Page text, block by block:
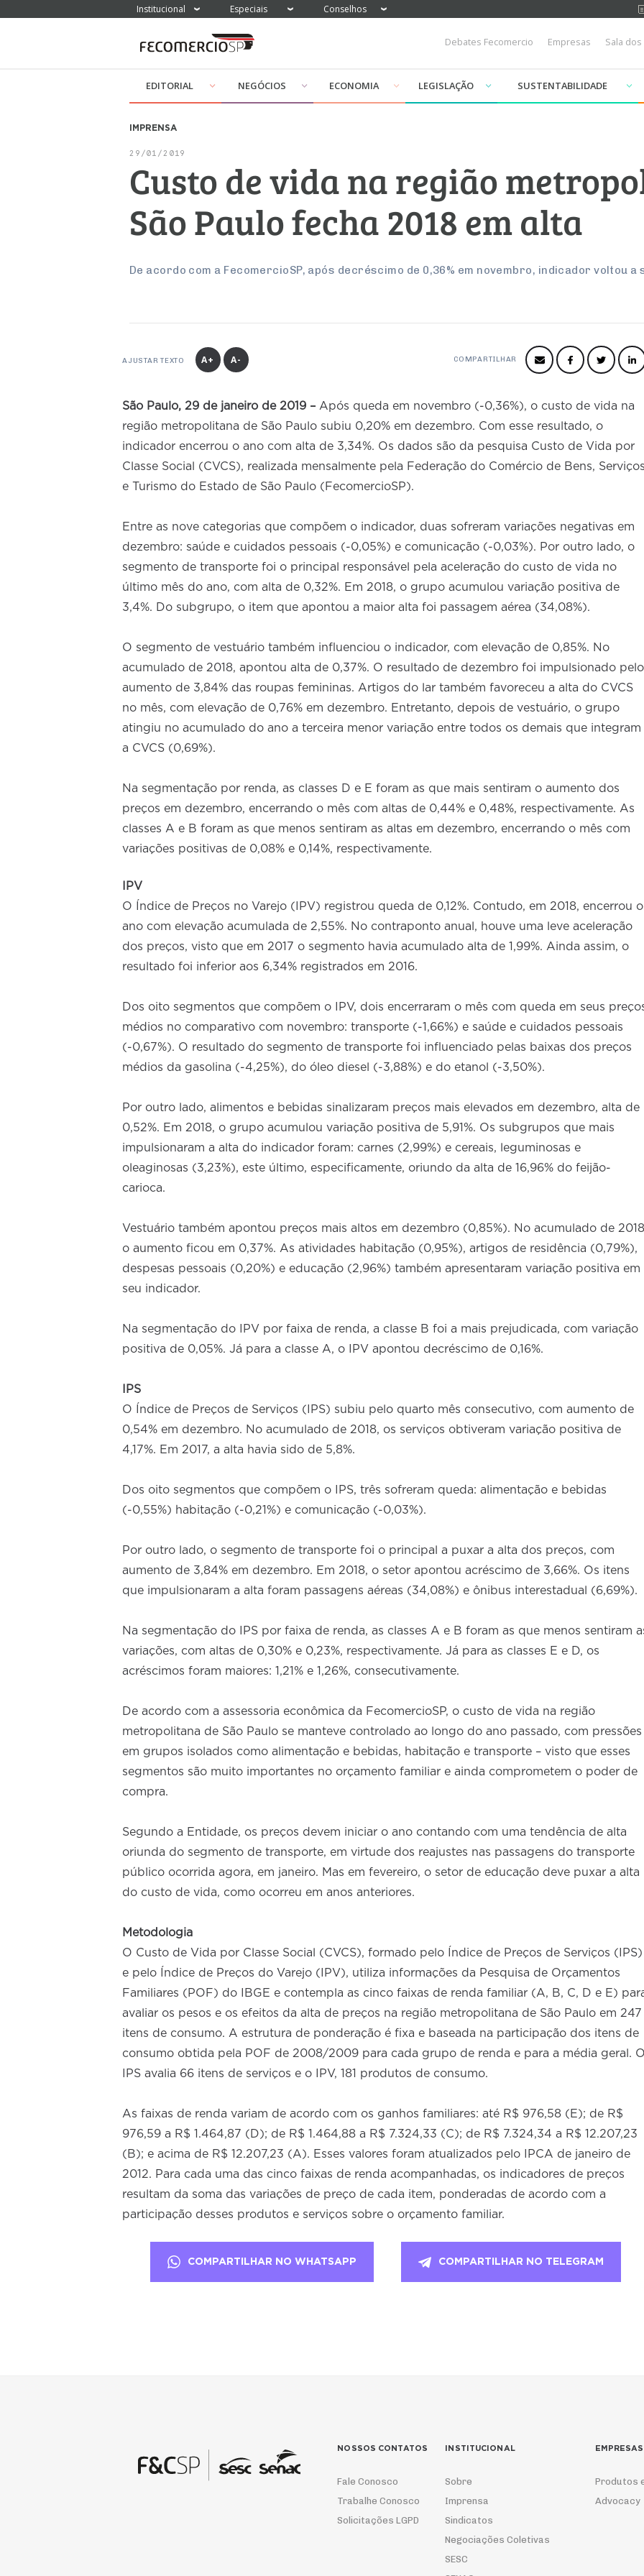
Institucional Especiais Conselhos
Debates Fecomercio Empresas Sala
EDITORIAL NEGÓCIOS ECONOMIA LEGISLAÇÃO SUSTENTABILIDADE
IMPRENSA
29/01/2019
Custo de vida na região
São Paulo fecha 2018 em alta
De acordo com a FecomercioSP, após decréscimo de 0,36% em novembro, indicador voltou a
AJUSTAR TEXTO A+ A- COMPARTILHAR
São Paulo, 29 de janeiro de 2019 – Após queda em novembro (-0,36%), o custo de vida na
região metropolitana de São Paulo subiu 0,20% em dezembro. Com esse resultado, o
indicador encerrou o ano com alta de 3,34%. Os dados são da pesquisa Custo de Vida por
Classe Social (CVCS), realizada mensalmente pela Federação do Comércio de Bens,
e Turismo do Estado de São Paulo (FecomercioSP).
Entre as nove categorias que compõem o indicador, duas sofreram variações negativas em
dezembro: saúde e cuidados pessoais (-0,05%) e comunicação (-0,03%). Por outro lado, o
segmento de transporte foi o principal responsável pela aceleração do custo de vida no
último mês do ano, com alta de 0,32%. Em 2018, o grupo acumulou variação positiva de
3,4%. Do subgrupo, o item que apontou a maior alta foi passagem aérea (34,08%).
O segmento de vestuário também influenciou o indicador, com elevação de 0,85%. No
acumulado de 2018, apontou alta de 0,37%. O resultado de dezembro foi impulsionado pelo
aumento de 3,84% das roupas femininas. Artigos do lar também favoreceu a alta do CVCS
no mês, com elevação de 0,76% em dezembro. Entretanto, depois de vestuário, o grupo
atingiu no acumulado do ano a terceira menor variação entre todos os demais que integram
a CVCS (0,69%).
Na segmentação por renda, as classes D e E foram as que mais sentiram o aumento dos
preços em dezembro, encerrando o mês com altas de 0,44% e 0,48%, respectivamente. As
classes A e B foram as que menos sentiram as altas em dezembro, encerrando o mês com
variações positivas de 0,08% e 0,14%, respectivamente.
IPV
O Índice de Preços no Varejo (IPV) registrou queda de 0,12%. Contudo, em 2018, encerrou o
ano com elevação acumulada de 2,55%. No contraponto anual, houve uma leve aceleração
dos preços, visto que em 2017 o segmento havia acumulado alta de 1,99%. Ainda assim, o
resultado foi inferior aos 6,34% registrados em 2016.
Dos oito segmentos que compõem o IPV, dois encerraram o mês com queda em seus
médios no comparativo com novembro: transporte (-1,66%) e saúde e cuidados pessoais
(-0,67%). O resultado do segmento de transporte foi influenciado pelas baixas dos preços
médios da gasolina (-4,25%), do óleo diesel (-3,88%) e do etanol (-3,50%).
Por outro lado, alimentos e bebidas sinalizaram preços mais elevados em dezembro, alta de
0,52%. Em 2018, o grupo acumulou variação positiva de 5,91%. Os subgrupos que mais
impulsionaram a alta do indicador foram: carnes (2,99%) e cereais, leguminosas e
oleaginosas (3,23%), este último, especificamente, oriundo da alta de 16,96% do feijão-
carioca.
Vestuário também apontou preços mais altos em dezembro (0,85%). No acumulado de
o aumento ficou em 0,37%. As atividades habitação (0,95%), artigos de residência (0,79%),
despesas pessoais (0,20%) e educação (2,96%) também apresentaram variação positiva em
seu indicador.
Na segmentação do IPV por faixa de renda, a classe B foi a mais prejudicada, com variação
positiva de 0,05%. Já para a classe A, o IPV apontou decréscimo de 0,16%.
IPS
O Índice de Preços de Serviços (IPS) subiu pelo quarto mês consecutivo, com aumento de
0,54% em dezembro. No acumulado de 2018, os serviços obtiveram variação positiva de
4,17%. Em 2017, a alta havia sido de 5,8%.
Dos oito segmentos que compõem o IPS, três sofreram queda: alimentação e bebidas
(-0,55%) habitação (-0,21%) e comunicação (-0,03%).
Por outro lado, o segmento de transporte foi o principal a puxar a alta dos preços, com
aumento de 3,84% em dezembro. Em 2018, o setor apontou acréscimo de 3,66%. Os itens
que impulsionaram a alta foram passagens aéreas (34,08%) e ônibus interestadual (6,69%).
Na segmentação do IPS por faixa de renda, as classes A e B foram as que menos sentiram
variações, com altas de 0,30% e 0,23%, respectivamente. Já para as classes E e D, os
acréscimos foram maiores: 1,21% e 1,26%, consecutivamente.
De acordo com a assessoria econômica da FecomercioSP, o custo de vida na região
metropolitana de São Paulo se manteve controlado ao longo do ano passado, com pressões
em grupos isolados como alimentação e bebidas, habitação e transporte – visto que esses
segmentos são muito importantes no orçamento familiar e ainda comprometem o poder de
compra.
Segundo a Entidade, os preços devem iniciar o ano contando com uma tendência de alta
oriunda do segmento de transporte, em virtude dos reajustes nas passagens do transporte
público ocorrida agora, em janeiro. Mas em fevereiro, o setor de educação deve puxar a alta
do custo de vida, como ocorreu em anos anteriores.
Metodologia
O Custo de Vida por Classe Social (CVCS), formado pelo Índice de Preços de Serviços (IPS)
e pelo Índice de Preços do Varejo (IPV), utiliza informações da Pesquisa de Orçamentos
Familiares (POF) do IBGE e contempla as cinco faixas de renda familiar (A, B, C, D e E)
avaliar os pesos e os efeitos da alta de preços na região metropolitana de São Paulo em 247
itens de consumo. A estrutura de ponderação é fixa e baseada na participação dos itens de
consumo obtida pela POF de 2008/2009 para cada grupo de renda e para a média geral.
IPS avalia 66 itens de serviços e o IPV, 181 produtos de consumo.
As faixas de renda variam de acordo com os ganhos familiares: até R$ 976,58 (E); de R$
976,59 a R$ 1.464,87 (D); de R$ 1.464,88 a R$ 7.324,33 (C); de R$ 7.324,34 a R$ 12.207,23
(B); e acima de R$ 12.207,23 (A). Esses valores foram atualizados pelo IPCA de janeiro de
2012. Para cada uma das cinco faixas de renda acompanhadas, os indicadores de preços
resultam da soma das variações de preço de cada item, ponderadas de acordo com a
participação desses produtos e serviços sobre o orçamento familiar.
COMPARTILHAR NO WHATSAPP COMPARTILHAR NO TELEGRAM
NOSSOS CONTATOS
Fale Conosco
Trabalhe Conosco
Solicitações LGPD
INSTITUCIONAL
Sobre
Imprensa
Sindicatos
Negociações Coletivas
SESC
EMPRESAS
Produtos
Advocacy